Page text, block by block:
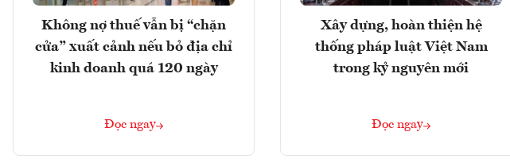
Không nợ thuế vẫn bị “chặn
cửa” xuất cảnh nếu bỏ địa chỉ
kinh doanh quá 120 ngày
Đọc ngay
Xây dựng, hoàn thiện hệ
thống pháp luật Việt Nam
trong kỷ nguyên mới
Đọc ngay